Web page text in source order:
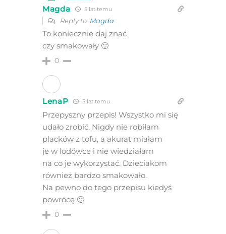
Magda 5 lat temu
Reply to Magda
To koniecznie daj znać
czy smakowały 🙂
0
LenaP 5 lat temu
Przepyszny przepis! Wszystko mi się
udało zrobić. Nigdy nie robiłam
placków z tofu, a akurat miałam
je w lodówce i nie wiedziałam
na co je wykorzystać. Dzieciakom
również bardzo smakowało.
Na pewno do tego przepisu kiedyś
powrócę 🙂
0